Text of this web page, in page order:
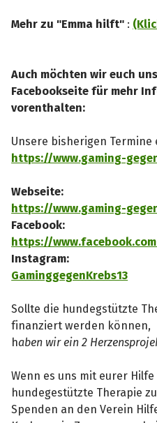
Mehr zu "Emma hilft" :
Auch möchten wir euch
Facebookseite für mehr
vorenthalten:
Unsere bisherigen
https://www.gaming-
Webseite:
https://www.gaming-
Facebook:
https://
Instagram:
GaminggegenKrebs13
Sollte die hundegstützte
finanziert werden können,
haben wir ein 2
Wenn es uns mit eurer
hundegestützte Therapie
Spenden an den Verein